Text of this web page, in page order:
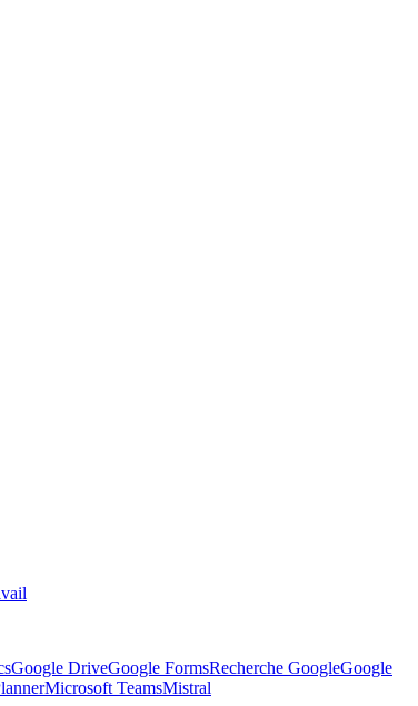
Google DriveGoogle FormsRecherche GoogleGoogle
Microsoft TeamsMistral